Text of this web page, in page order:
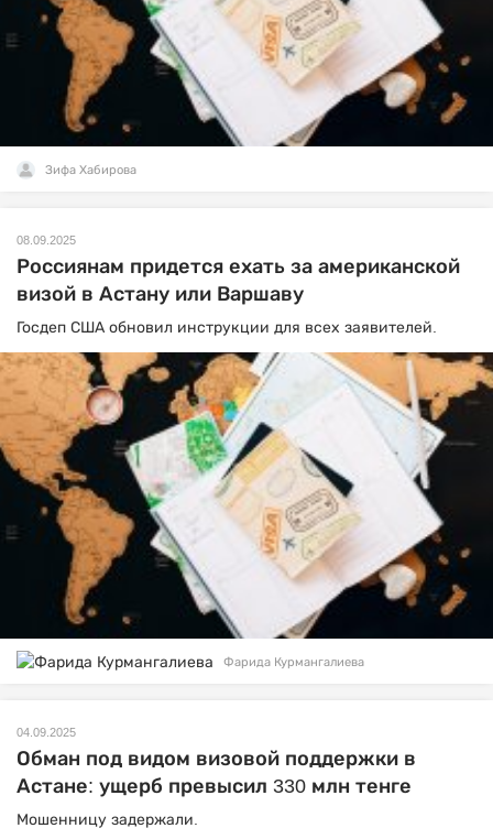
Зифа Хабирова
08.09.2025
Россиянам придется ехать за американской
визой в Астану или Варшаву
Госдеп США обновил инструкции для всех заявителей.
Фарида Курмангалиева
04.09.2025
Обман под видом визовой поддержки в
Астане: ущерб превысил 330 млн тенге
Мошенницу задержали.